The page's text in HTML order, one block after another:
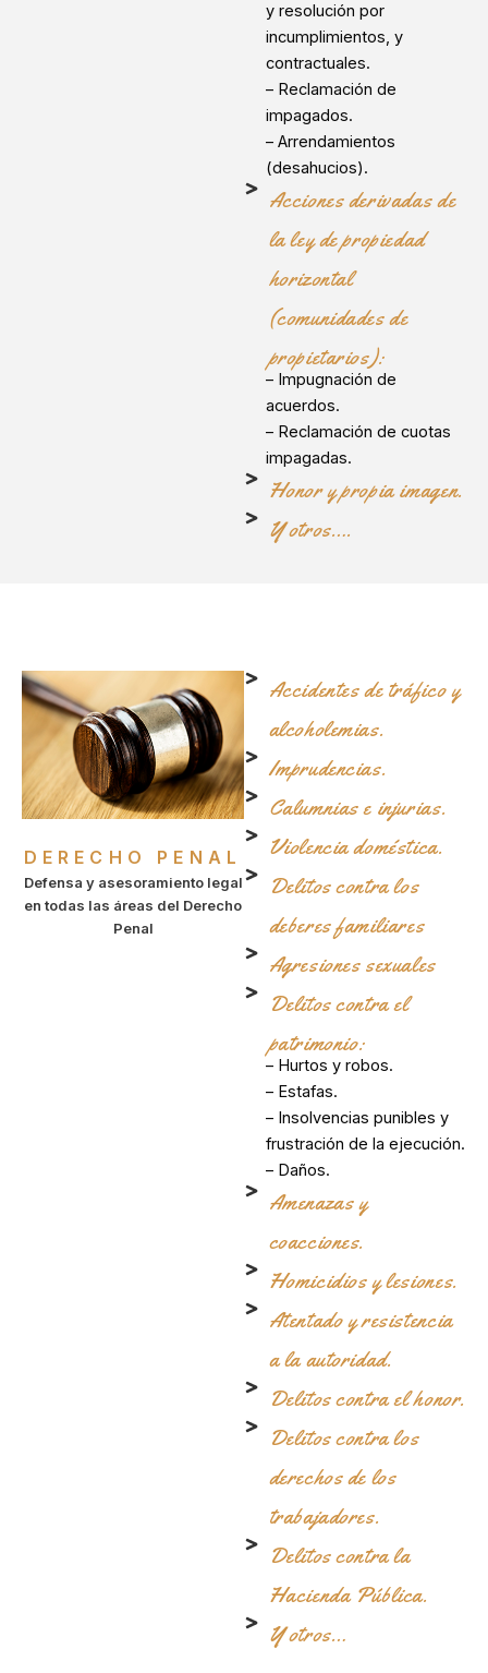
y resolución por
incumplimientos, y
contractuales.
– Reclamación de
impagados.
– Arrendamientos
(desahucios).
Acciones derivadas de
la ley de propiedad
horizontal
(comunidades de
propietarios):
– Impugnación de
acuerdos.
– Reclamación de cuotas
impagadas.
Honor y propia imagen.
Y otros….
DERECHO PENAL
Defensa y asesoramiento legal
en todas las áreas del Derecho
Penal
Accidentes de tráfico y
alcoholemias.
Imprudencias.
Calumnias e injurias.
Violencia doméstica.
Delitos contra los
deberes familiares
Agresiones sexuales
Delitos contra el
patrimonio:
– Hurtos y robos.
– Estafas.
– Insolvencias punibles y
frustración de la ejecución.
– Daños.
Amenazas y
coacciones.
Homicidios y lesiones.
Atentado y resistencia
a la autoridad.
Delitos contra el honor.
Delitos contra los
derechos de los
trabajadores.
Delitos contra la
Hacienda Pública.
Y otros…